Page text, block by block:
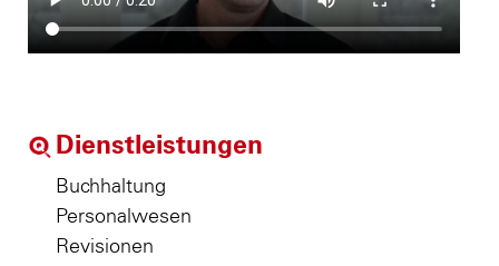
Dienstleistungen
Buchhaltung
Personalwesen
Revisionen